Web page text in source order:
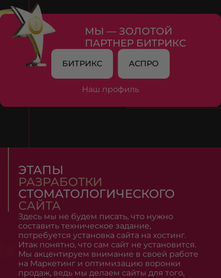
МЫ — ЗОЛОТОЙ
ПАРТНЕР БИТРИКС
БИТРИКС АСПРО
Наш профиль
ЭТАПЫ
РАЗРАБОТКИ
СТОМАТОЛОГИЧЕСКОГО
САЙТА
Здесь мы не будем писать, что нужно
составить техническое задание,
потребуется установка сайта на хостинг.
Итак понятно, что сам сайт не установится.
Мы акцентируем внимание в своей работе
на Маркетинг и оптимизацию воронки
продаж, ведь мы делаем сайты для того,